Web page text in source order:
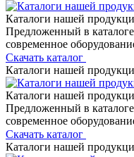
Каталоги нашей
Предложенный в
современное
Скачать каталог
Каталоги нашей
Каталоги нашей
Предложенный в
современное
Скачать каталог
Каталоги нашей